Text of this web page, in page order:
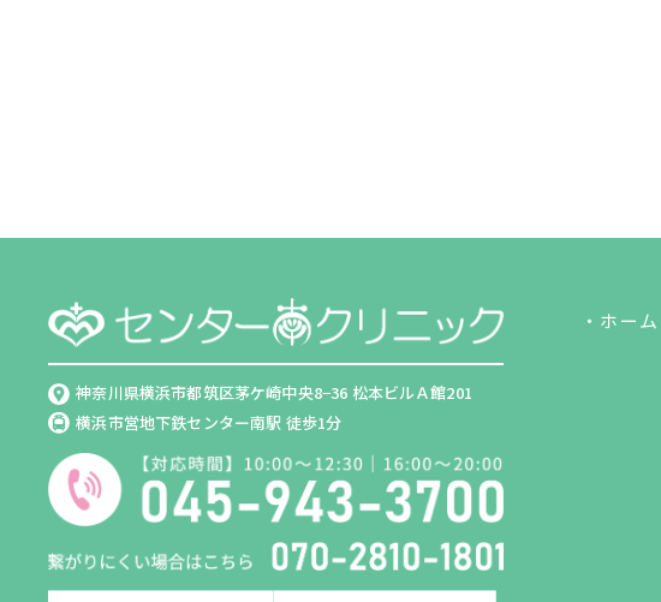
神奈川県横浜市都筑区茅ケ崎中央8−36 松本ビルＡ館201
横浜市営地下鉄センター南駅 徒歩1分
・ホーム